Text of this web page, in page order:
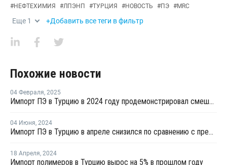
#НЕФТЕХИМИЯ #ЛПЭНП #ТУРЦИЯ #НОВОСТЬ #ПЭ #MRC
Еще 1 +Добавить все теги в фильтр
Похожие новости
04 Февраля, 2025
Импорт ПЭ в Турцию в 2024 году продемонстрировал смешанные показатели
04 Июня, 2024
Импорт ПЭ в Турцию в апреле снизился по сравнению с предыдущим месяцем
18 Апреля, 2024
Импорт полимеров в Турцию вырос на 5% в прошлом году